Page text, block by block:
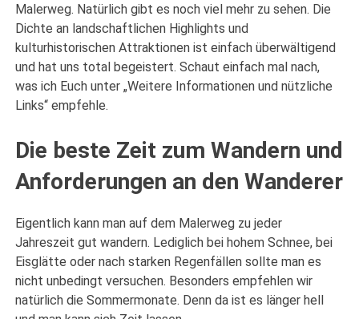
Malerweg. Natürlich gibt es noch viel mehr zu sehen. Die
Dichte an landschaftlichen Highlights und
kulturhistorischen Attraktionen ist einfach überwältigend
und hat uns total begeistert. Schaut einfach mal nach,
was ich Euch unter „Weitere Informationen und nützliche
Links“ empfehle.
Die beste Zeit zum Wandern und
Anforderungen an den Wanderer
Eigentlich kann man auf dem Malerweg zu jeder
Jahreszeit gut wandern. Lediglich bei hohem Schnee, bei
Eisglätte oder nach starken Regenfällen sollte man es
nicht unbedingt versuchen. Besonders empfehlen wir
natürlich die Sommermonate. Denn da ist es länger hell